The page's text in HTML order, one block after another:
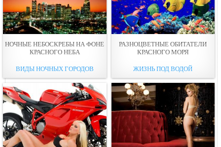
НОЧНЫЕ НЕБОСКРЕБЫ НА ФОНЕ
КРАСНОГО НЕБА
ВИДЫ НОЧНЫХ ГОРОДОВ
РАЗНОЦВЕТНЫЕ ОБИТАТЕЛИ
КРАСНОГО МОРЯ
ЖИЗНЬ ПОД ВОДОЙ